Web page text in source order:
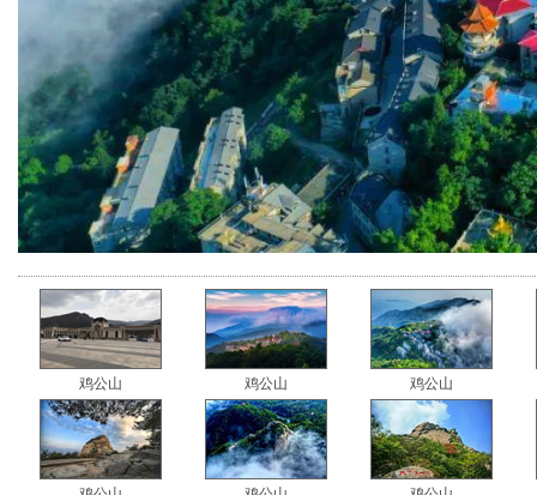
鸡公山 鸡公山 鸡公山